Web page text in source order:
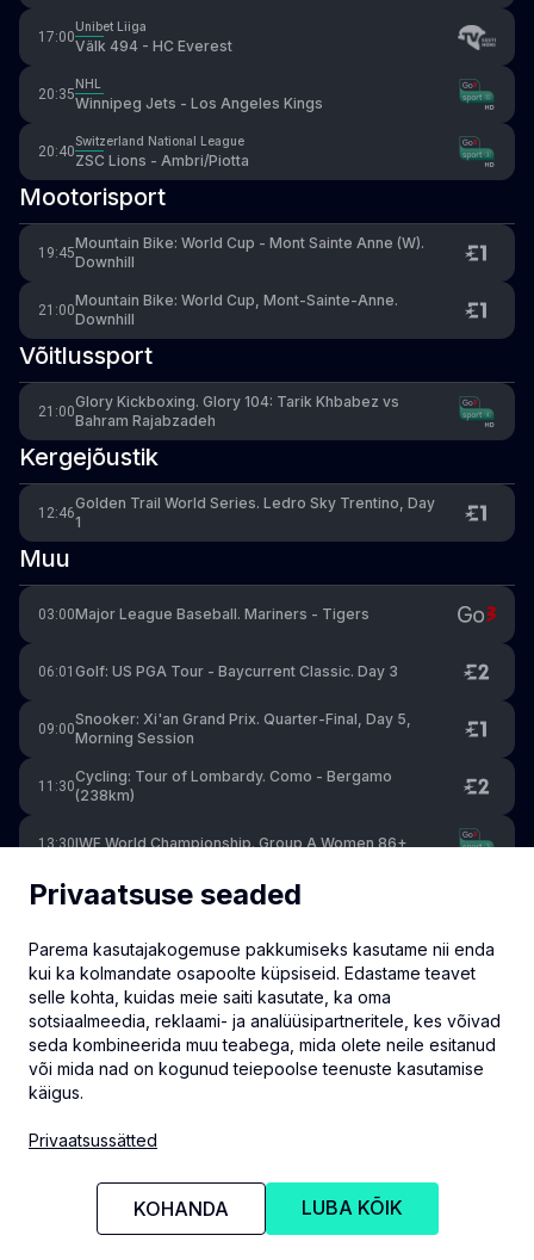
17:00
Unibet Liiga
Välk 494 - HC Everest
20:35
NHL
Winnipeg Jets - Los Angeles Kings
20:40
Switzerland National League
ZSC Lions - Ambri/Piotta
Mootorisport
19:45
Mountain Bike: World Cup - Mont Sainte Anne (W).
Downhill
21:00
Mountain Bike: World Cup, Mont-Sainte-Anne.
Downhill
Võitlussport
21:00
Glory Kickboxing. Glory 104: Tarik Khbabez vs
Bahram Rajabzadeh
Kergejõustik
12:46
Golden Trail World Series. Ledro Sky Trentino, Day
1
Muu
03:00Major League Baseball. Mariners - Tigers
06:01 Golf: US PGA Tour - Baycurrent Classic. Day 3
09:00
Snooker: Xi'an Grand Prix. Quarter-Final, Day 5,
Morning Session
11:30
Cycling: Tour of Lombardy. Como - Bergamo
(238km)
13:30IWF World Championship. Group A Women 86+
15:00Premier Padel. Milan P1. 1/2 Finals
15:17
Snooker: Xi'an Grand Prix. Quarter-Final, Day 5,
Afternoon Session
17:00IWF World Championship. Group A Men 110+
Privaatsussätted
Privaatsuse seaded
Parema kasutajakogemuse pakkumiseks kasutame nii enda
kui ka kolmandate osapoolte küpsiseid. Edastame teavet
selle kohta, kuidas meie saiti kasutate, ka oma
sotsiaalmeedia, reklaami- ja analüüsipartneritele, kes võivad
seda kombineerida muu teabega, mida olete neile esitanud
või mida nad on kogunud teiepoolse teenuste kasutamise
käigus.
Privaatsussätted
KOHANDA LUBA KÕIK